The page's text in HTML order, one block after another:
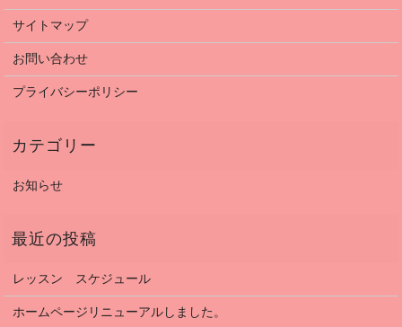
サイトマップ
お問い合わせ
プライバシーポリシー
お知らせ
レッスン スケジュール
ホームページリニューアルしました。